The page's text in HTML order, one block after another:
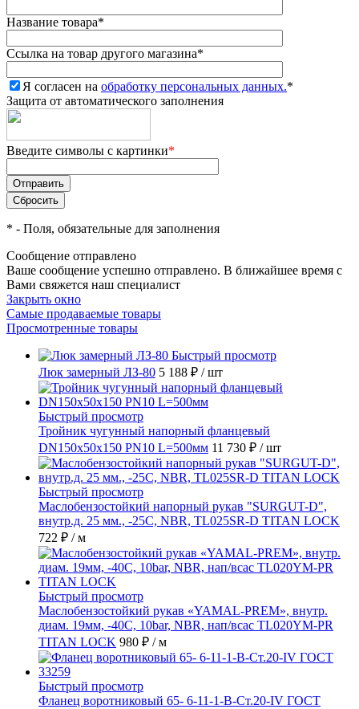
Название товара*
Ссылка на товар другого магазина*
Я согласен на обработку персональных данных.*
Защита от автоматического заполнения
Введите символы с картинки*
* - Поля, обязательные для заполнения
Сообщение отправлено
Ваше сообщение успешно отправлено. В ближайшее время с
Вами свяжется наш специалист
Закрыть окно
Самые продаваемые товары
Просмотренные товары
Быстрый просмотр
Люк замерный ЛЗ-80 5 188 ₽ / шт
Быстрый просмотр
Тройник чугунный напорный фланцевый
DN150х50х150 PN10 L=500мм 11 730 ₽ / шт
Быстрый просмотр
Маслобензостойкий напорный рукав "SURGUT-D",
внутр.д. 25 мм., -25C, NBR, TL025SR-D TITAN LOCK
722 ₽ / м
Быстрый просмотр
Маслобензостойкий рукав «YAMAL-PREM», внутр.
диам. 19мм, -40C, 10bar, NBR, нап/всас TL020YM-PR
TITAN LOCK 980 ₽ / м
Быстрый просмотр
Фланец воротниковый 65- 6-11-1-B-Ст.20-IV ГОСТ